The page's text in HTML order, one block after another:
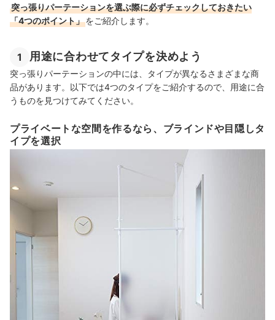
突っ張りパーテーションを選ぶ際に必ずチェックしておきたい
「4つのポイント」をご紹介します。
1 用途に合わせてタイプを決めよう
突っ張りパーテーションの中には、タイプが異なるさまざまな商
品があります。以下では4つのタイプをご紹介するので、用途に合
うものを見つけてみてください。
プライベートな空間を作るなら、ブラインドや目隠しタ
イプを選択